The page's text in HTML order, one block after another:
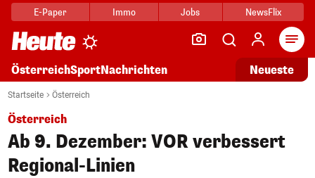
E-Paper Immo Jobs NewsFlix
ÖsterreichSportNachrichten Neueste
Startseite Österreich
Österreich
Ab 9. Dezember: VOR verbessert
Regional-Linien